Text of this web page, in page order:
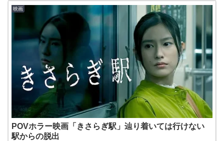
映画
POVホラー映画「きさらぎ駅」辿り着いては行けない
駅からの脱出